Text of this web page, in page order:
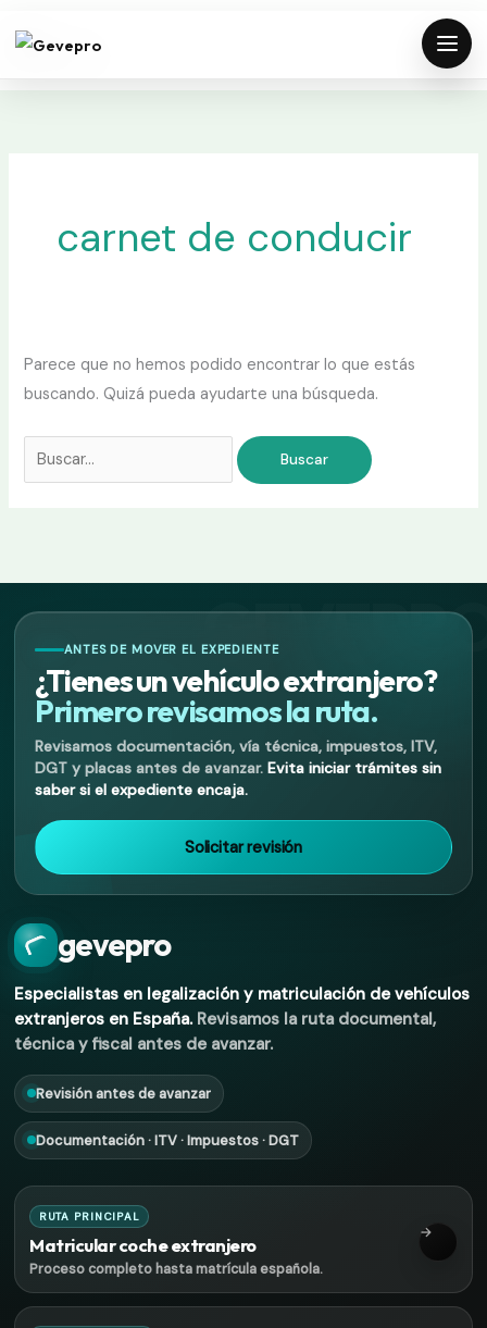
carnet de conducir
Parece que no hemos podido encontrar lo que estás
buscando. Quizá pueda ayudarte una búsqueda.
por:
ANTES DE MOVER EL EXPEDIENTE
¿Tienes un vehículo extranjero?
Primero revisamos la ruta.
Revisamos documentación, vía técnica, impuestos, ITV,
DGT y placas antes de avanzar. Evita iniciar trámites sin
saber si el expediente encaja.
Solicitar revisión
gevepro
Especialistas en legalización y matriculación de vehículos
extranjeros en España.Revisamos la ruta documental,
técnica y fiscal antes de avanzar.
Revisión antes de avanzar
Documentación · ITV · Impuestos · DGT
RUTA PRINCIPAL
Matricular coche extranjero
Proceso completo hasta matrícula española.
→